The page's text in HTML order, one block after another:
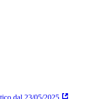
dal 23/05/2025